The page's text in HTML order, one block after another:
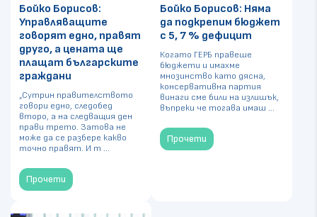
Бойко Борисов:
Управляващите
говорят едно, правят
друго, а цената ще
плащат българските
граждани
„Сутрин правителството
говори едно, следобед
второ, а на следващия ден
прави трето. Затова не
може да се разбере какво
точно правят. И т ...
Прочети
Бойко Борисов: Няма
да подкрепим бюджет
с 5, 7 % дефицит
Когато ГЕРБ правеше
бюджети и имахме
мнозинство като дясна,
консервативна партия
винаги сме били на излишък,
въпреки че тогава имаш ...
Прочети